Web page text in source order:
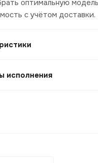
оптимальную
с учётом доставки.
исполнения